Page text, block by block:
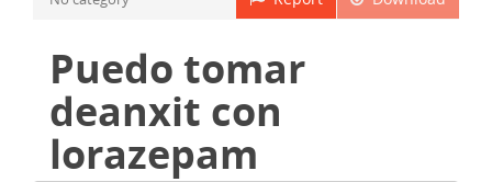
Puedo tomar
deanxit con
lorazepam